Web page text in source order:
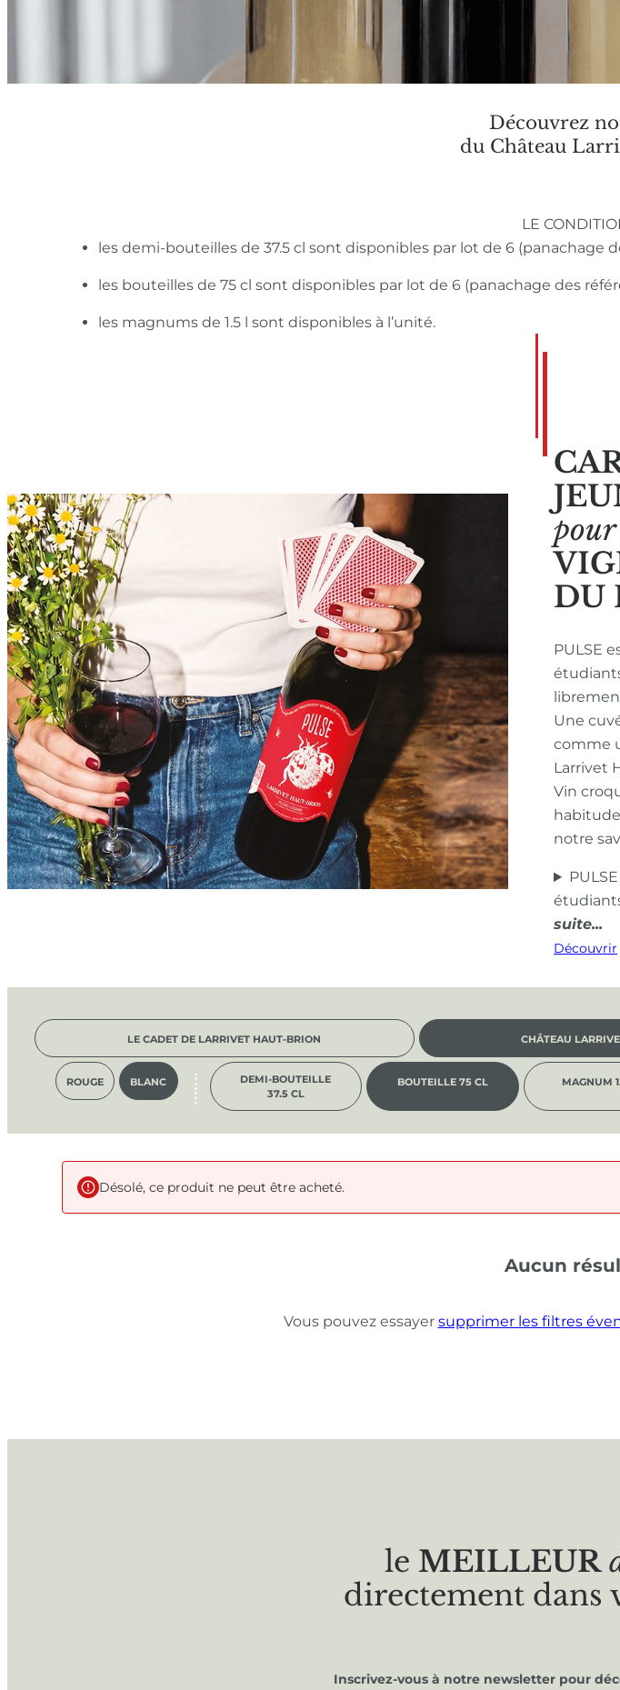
Découvrez
du Château
LE
les demi-bouteilles de 37.5 cl sont disponibles par lot de 6 (panachage
les bouteilles de 75 cl sont disponibles par lot de 6 (panachage des
les magnums de 1.5 l sont disponibles à l’unité.
DU
PULSE
Une
comme
Larrivet
Vin
notre
Découvrir
LE CADET DE LARRIVET HAUT-BRION CHÂTEAU
ROUGE BLANC
DEMI-BOUTEILLE
37.5 CL
BOUTEILLE 75 CL MAGNUM
Désolé, ce produit ne peut être acheté.
Aucun
Vous pouvez essayer supprimer les filtres
le MEILLEUR
directement dans
Inscrivez-vous à notre newsletter pour